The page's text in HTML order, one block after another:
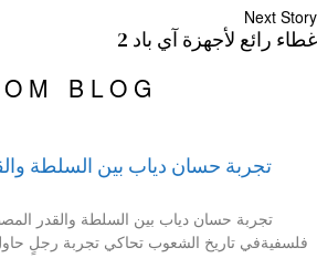
Next Story
غطاء رائع لأجهزة آي باد 2
BLOG
تجربة حسان دياب بين السلطة
تجربة حسان دياب بين السلطة والقدر
فلسفيةفي تاريخ الشعوب تحاكي تجربة رجلٍ